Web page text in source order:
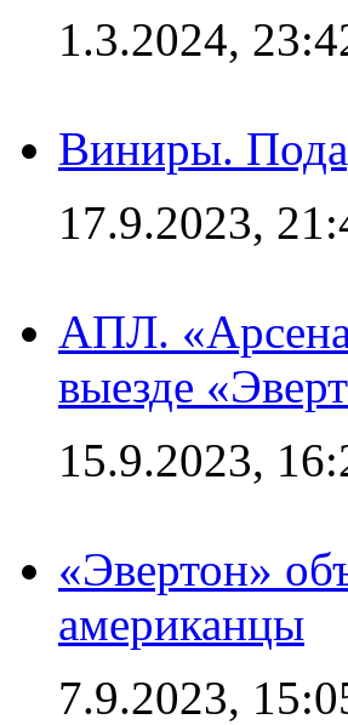
1.3.2024,
Виниры.
17.9.2023,
АПЛ.
выезде
15.9.2023,
«Эвертон»
американцы
7.9.2023,